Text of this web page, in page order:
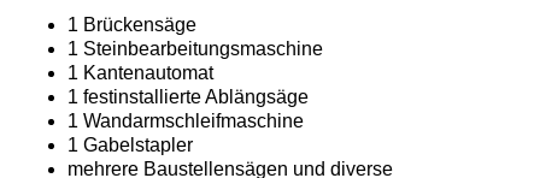
1 Brückensäge
1 Steinbearbeitungsmaschine
1 Kantenautomat
1 festinstallierte Ablängsäge
1 Wandarmschleifmaschine
1 Gabelstapler
mehrere Baustellensägen und diverse